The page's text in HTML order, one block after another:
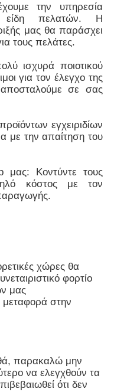
συνεδριάσεων
περίπτερο
αφής
την υπηρεσία
πελατών. Η
μας θα παράσχει
τους πελάτες.
ισχυρά ποιοτικού
για τον έλεγχο της
σε σας
εγχειριδίων
με την απαίτηση του
μας: Κοντύντε τους
κόστος με τον
χώρες θα
φορτίο
μας
μεταφορά στην
παρακαλώ μην
να ελεγχθούν τα
ότι δεν